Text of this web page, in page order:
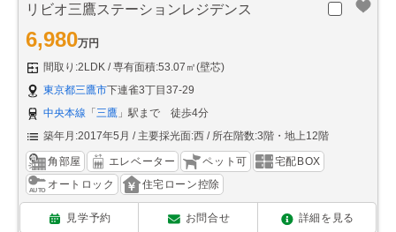
リビオ三鷹ステーションレジデンス
6,980万円
間取り:2LDK
専有面積:53.07㎡(壁芯)
東京都三鷹市下連雀3丁目37-29
中央本線 「三鷹 」駅まで 徒歩4分
築年月:2017年5月
主要採光面:西 所在階数:3階・地上12階
角部屋 エレベーター ペット可
宅配BOX
オートロック
住宅ローン控除
見学予約 お問合せ 詳細を見る